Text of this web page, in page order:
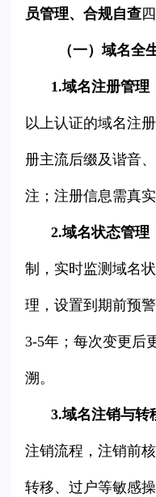
员管理、合规自查
（一）域名全
1.域名注册管理
以上认证的域名注
册主流后缀及谐音
注；注册信息需真
2.域名状态管理
制，实时监测域名
理，设置到期前预
3-5年；每次变更后
溯。
3.域名注销与转
注销流程，注销前
转移、过户等敏感